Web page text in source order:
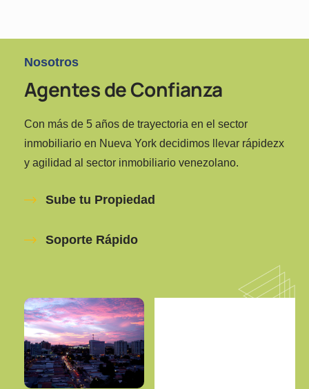
Nosotros
Agentes de Confianza
Con más de 5 años de trayectoria en el sector
inmobiliario en Nueva York decidimos llevar rápidezx
y agilidad al sector inmobiliario venezolano.
Sube tu Propiedad
Soporte Rápido